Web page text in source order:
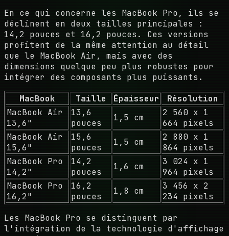
En ce qui concerne les MacBook Pro, ils se
déclinent en deux tailles principales :
14,2 pouces et 16,2 pouces. Ces versions
profitent de la même attention au détail
que le MacBook Air, mais avec des
dimensions quelque peu plus robustes pour
intégrer des composants plus puissants.
MacBook
Taille Épaisseur
Résolution
MacBook Air
13,6"
13,6
pouces
1,5 cm
2 560 x 1
664 pixels
MacBook Air
15,6"
15,6
pouces
1,5 cm
2 880 x 1
864 pixels
MacBook Pro
14,2"
14,2
pouces
1,6 cm
3 024 x 1
964 pixels
MacBook Pro
16,2"
16,2
pouces
1,8 cm
3 456 x 2
234 pixels
Les MacBook Pro se distinguent par
l'intégration de la technologie d'affichage